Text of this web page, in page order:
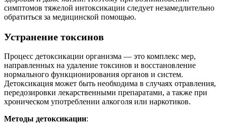
симптомов тяжелой интоксикации следует незамедлительно
обратиться за медицинской помощью.
Устранение токсинов
Процесс детоксикации организма — это комплекс мер,
направленных на удаление токсинов и восстановление
нормального функционирования органов и систем.
Детоксикация может быть необходима в случаях отравления,
передозировки лекарственными препаратами, а также при
хроническом употреблении алкоголя или наркотиков.
Методы детоксикации: